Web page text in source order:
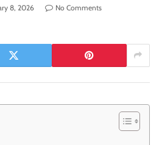
8, 2026
No Comments